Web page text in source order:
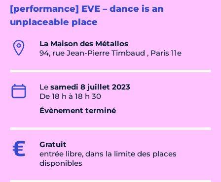
[performance] EVE – dance is an
unplaceable place
La Maison des Métallos
94, rue Jean-Pierre Timbaud , Paris 11e
Le samedi 8 juillet 2023
De 18 h à 18 h 30
Évènement terminé
Gratuit
entrée libre, dans la limite des places
disponibles